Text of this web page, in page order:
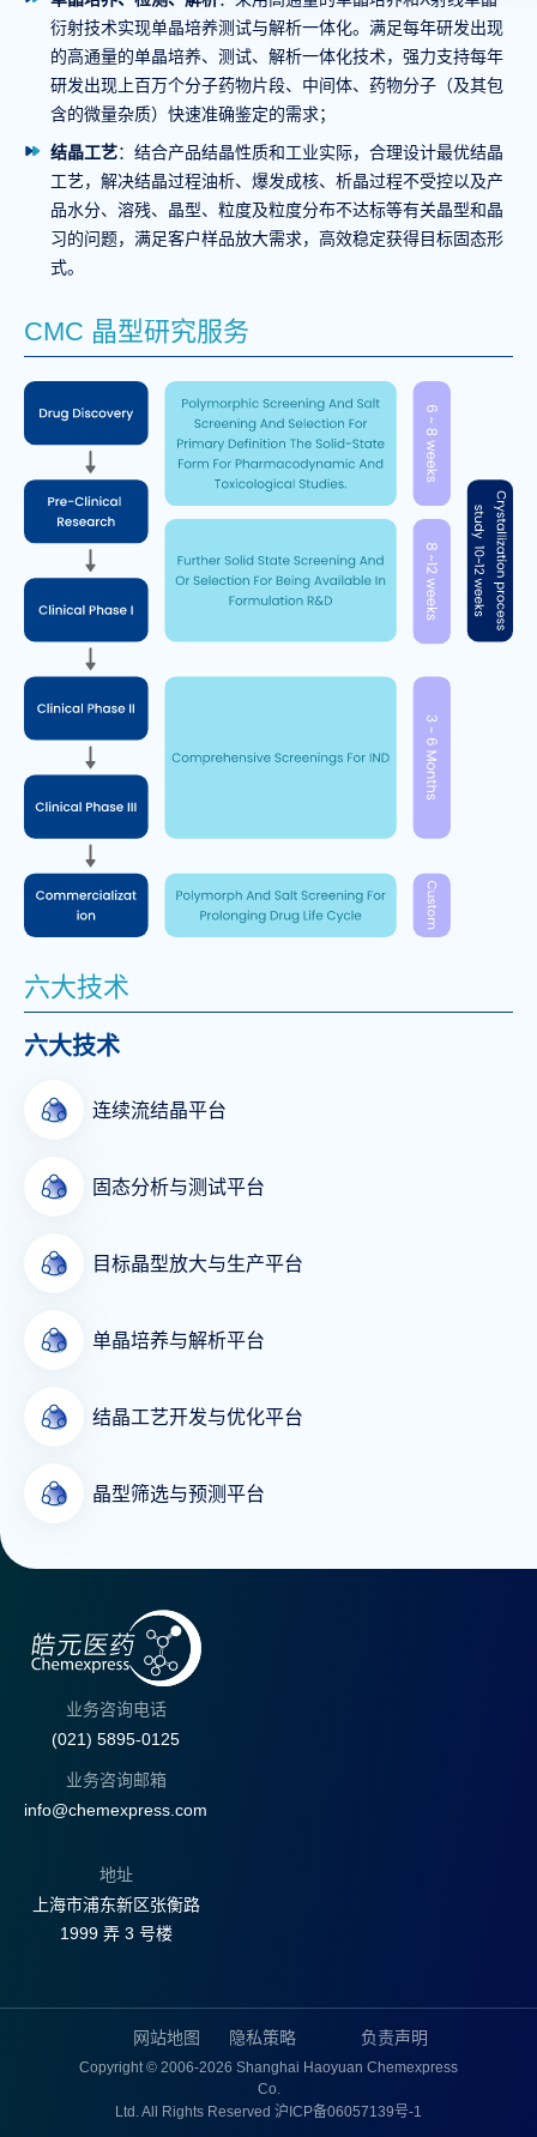
衍射技术实现单晶培养测试与解析一体化。满足每年研发出现
的高通量的单晶培养、测试、解析一体化技术，强力支持每年
研发出现上百万个分子药物片段、中间体、药物分子（及其包
含的微量杂质）快速准确鉴定的需求；
结晶工艺：结合产品结晶性质和工业实际，合理设计最优结晶
工艺，解决结晶过程油析、爆发成核、析晶过程不受控以及产
品水分、溶残、晶型、粒度及粒度分布不达标等有关晶型和晶
习的问题，满足客户样品放大需求，高效稳定获得目标固态形
式。
CMC 晶型研究服务
六大技术
六大技术
连续流结晶平台
固态分析与测试平台
目标晶型放大与生产平台
单晶培养与解析平台
结晶工艺开发与优化平台
晶型筛选与预测平台
业务咨询电话
(021) 5895-0125
业务咨询邮箱
info@chemexpress.com
地址
上海市浦东新区张衡路
1999 弄 3 号楼
Copyright © 2006-2026 Shanghai Haoyuan Chemexpress
Co.
Ltd. All Rights Reserved 沪ICP备06057139号-1
网站地图 隐私策略 负责声明